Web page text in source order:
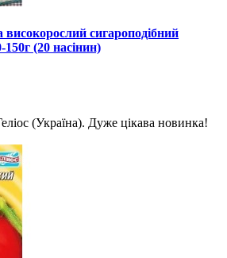
високорослий сигароподібний
(20 насінин)
(Україна). Дуже цікава новинка!